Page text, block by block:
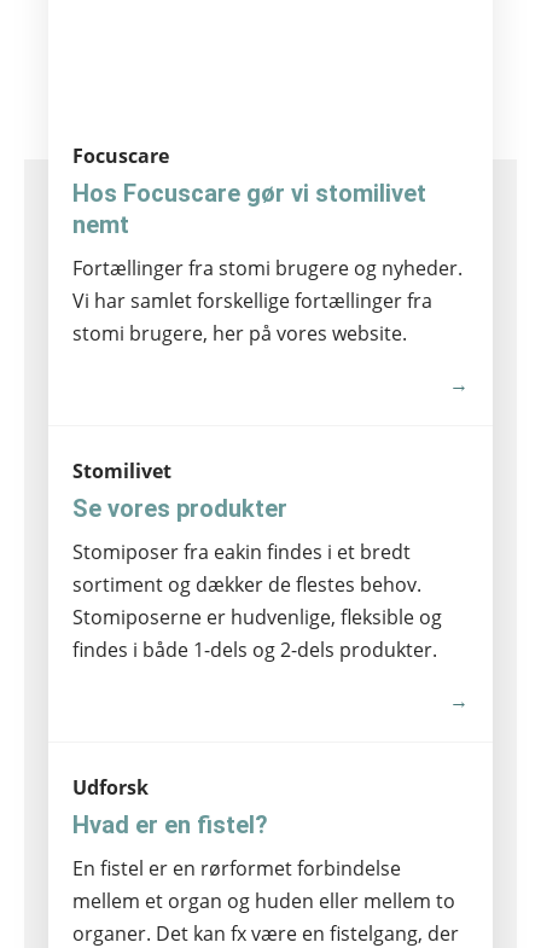
Focuscare
Hos Focuscare gør vi stomilivet
nemt
Fortællinger fra stomi brugere og nyheder.
Vi har samlet forskellige fortællinger fra
stomi brugere, her på vores website.
→
Stomilivet
Se vores produkter
Stomiposer fra eakin findes i et bredt
sortiment og dækker de flestes behov.
Stomiposerne er hudvenlige, fleksible og
findes i både 1-dels og 2-dels produkter.
→
Udforsk
Hvad er en fistel?
En fistel er en rørformet forbindelse
mellem et organ og huden eller mellem to
organer. Det kan fx være en fistelgang, der